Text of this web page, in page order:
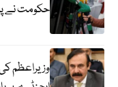
حکومت نے
وزیراعظم